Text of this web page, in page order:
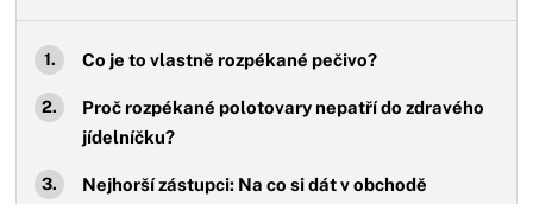
Co je to vlastně rozpékané pečivo?
Proč rozpékané polotovary nepatří do zdravého
jídelníčku?
Nejhorší zástupci: Na co si dát v obchodě